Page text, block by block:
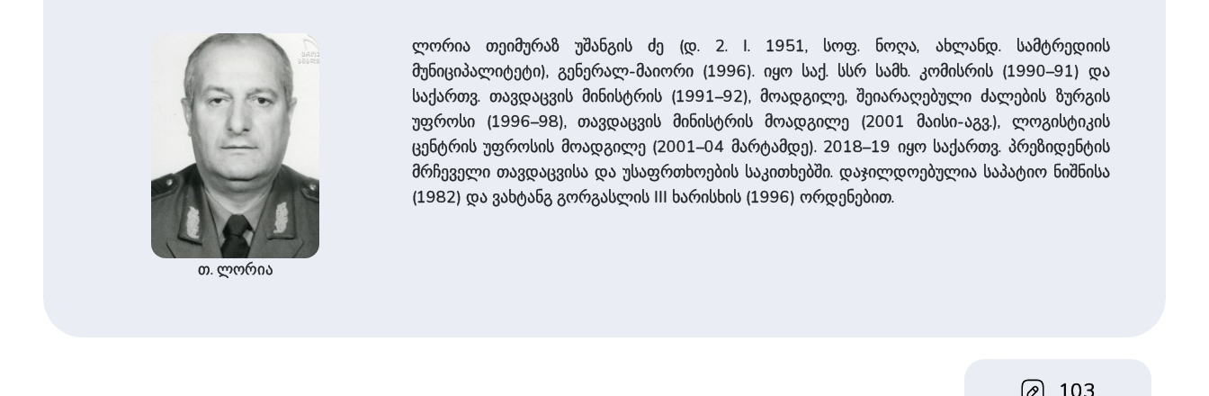
თ. ლორია
ლორია თეიმურაზ უშანგის ძე (დ. 2. I. 1951, სოფ. ნოღა, ახლანდ. სამტრედიის
მუნიციპალიტეტი), გენერალ-მაიორი (1996). იყო საქ. სსრ სამხ. კომისრის (1990–91) და
საქართვ. თავდაცვის მინისტრის (1991–92), მოადგილე, შეიარაღებული ძალების ზურგის
უფროსი (1996–98), თავდაცვის მინისტრის მოადგილე (2001 მაისი-აგვ.), ლოგისტიკის
ცენტრის უფროსის მოადგილე (2001–04 მარტამდე). 2018–19 იყო საქართვ. პრეზიდენტის
მრჩეველი თავდაცვისა და უსაფრთხოების საკითხებში. დაჯილდოებულია საპატიო ნიშნისა
(1982) და ვახტანგ გორგასლის III ხარისხის (1996) ორდენებით.